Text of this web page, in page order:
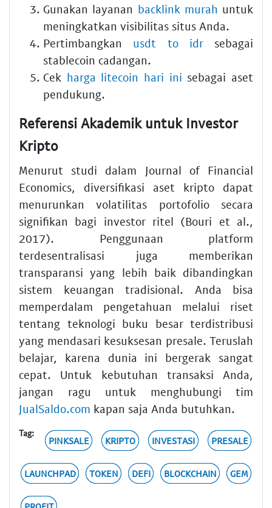
Gunakan layanan backlink murah untuk
meningkatkan visibilitas situs Anda.
Pertimbangkan usdt to idrsebagai
stablecoin cadangan.
Cek harga litecoin hari ini sebagai aset
pendukung.
Referensi Akademik untuk Investor
Kripto
Menurut studi dalam Journal of Financial
Economics, diversifikasi aset kripto dapat
menurunkan volatilitas portofolio secara
signifikan bagi investor ritel (Bouri et al.,
2017). Penggunaan platform
terdesentralisasi juga memberikan
transparansi yang lebih baik dibandingkan
sistem keuangan tradisional. Anda bisa
memperdalam pengetahuan melalui riset
tentang teknologi buku besar terdistribusi
yang mendasari kesuksesan presale. Teruslah
belajar, karena dunia ini bergerak sangat
cepat. Untuk kebutuhan transaksi Anda,
jangan ragu untuk menghubungi tim
JualSaldo.com kapan saja Anda butuhkan.
Tag:
PINKSALE KRIPTO INVESTASI PRESALE
LAUNCHPAD TOKEN DEFI BLOCKCHAIN GEM